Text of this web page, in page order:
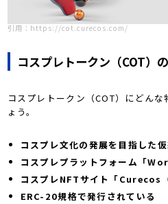
引用：https://cot.curecos.com/
コスプレトークン（COT）
コスプレトークン（COT）にどん
ょう。
コスプレ文化の発展を目指した仮
コスプレプラットフォーム「
コスプレNFTサイト「Curecos
ERC-20規格で発行されている